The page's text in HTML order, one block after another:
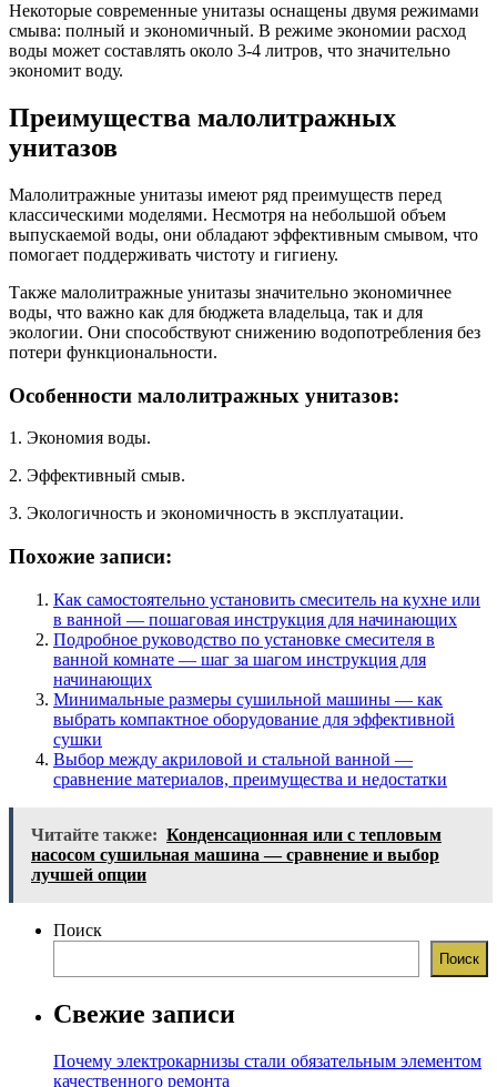
Некоторые современные унитазы оснащены двумя режимами
смыва: полный и экономичный. В режиме экономии расход
воды может составлять около 3-4 литров, что значительно
экономит воду.
Преимущества малолитражных
унитазов
Малолитражные унитазы имеют ряд преимуществ перед
классическими моделями. Несмотря на небольшой объем
выпускаемой воды, они обладают эффективным смывом, что
помогает поддерживать чистоту и гигиену.
Также малолитражные унитазы значительно экономичнее
воды, что важно как для бюджета владельца, так и для
экологии. Они способствуют снижению водопотребления без
потери функциональности.
Особенности малолитражных унитазов:
1. Экономия воды.
2. Эффективный смыв.
3. Экологичность и экономичность в эксплуатации.
Похожие записи:
Как самостоятельно установить смеситель на кухне или
в ванной — пошаговая инструкция для начинающих
Подробное руководство по установке смесителя в
ванной комнате — шаг за шагом инструкция для
начинающих
Минимальные размеры сушильной машины — как
выбрать компактное оборудование для эффективной
сушки
Выбор между акриловой и стальной ванной —
сравнение материалов, преимущества и недостатки
Читайте также: Конденсационная или с тепловым
насосом сушильная машина — сравнение и выбор
лучшей опции
Поиск
Поиск
Свежие записи
Почему электрокарнизы стали обязательным элементом
качественного ремонта